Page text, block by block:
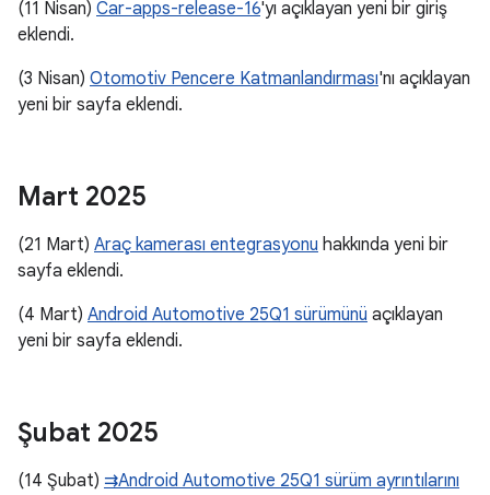
(11 Nisan) Car-apps-release-16'yı açıklayan yeni bir giriş
eklendi.
(3 Nisan) Otomotiv Pencere Katmanlandırması'nı açıklayan
yeni bir sayfa eklendi.
Mart 2025
(21 Mart) Araç kamerası entegrasyonu hakkında yeni bir
sayfa eklendi.
(4 Mart) Android Automotive 25Q1 sürümünü açıklayan
yeni bir sayfa eklendi.
Şubat 2025
(14 Şubat) ⇉Android Automotive 25Q1 sürüm ayrıntılarını